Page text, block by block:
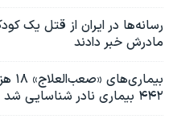
مادرش خبر دادند
۴۴۲ بیماری نادر شناسایی شد